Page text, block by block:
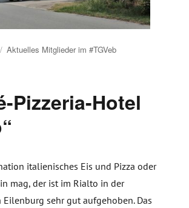
Aktuelles Mitglieder im #TGVeb
Pizzeria-Hotel
italienisches Eis und Pizza oder
mag, der ist im Rialto in der
sehr gut aufgehoben. Das